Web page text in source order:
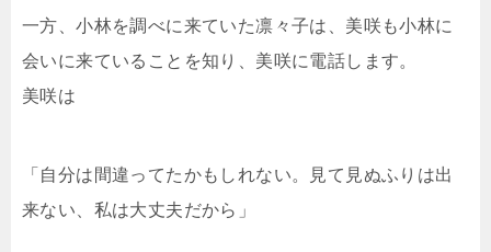
一方、小林を調べに来ていた凛々子は、美咲も小林に
会いに来ていることを知り、美咲に電話します。
美咲は
「自分は間違ってたかもしれない。見て見ぬふりは出
来ない、私は大丈夫だから」